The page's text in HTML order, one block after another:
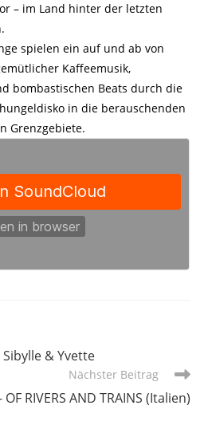
– im Land hinter der letzten
spielen ein auf und ab von
Kaffeemusik,
bombastischen Beats durch die
in die berauschenden
Grenzgebiete.
Sibylle & Yvette
Nächster Beitrag
RIVERS AND TRAINS (Italien)